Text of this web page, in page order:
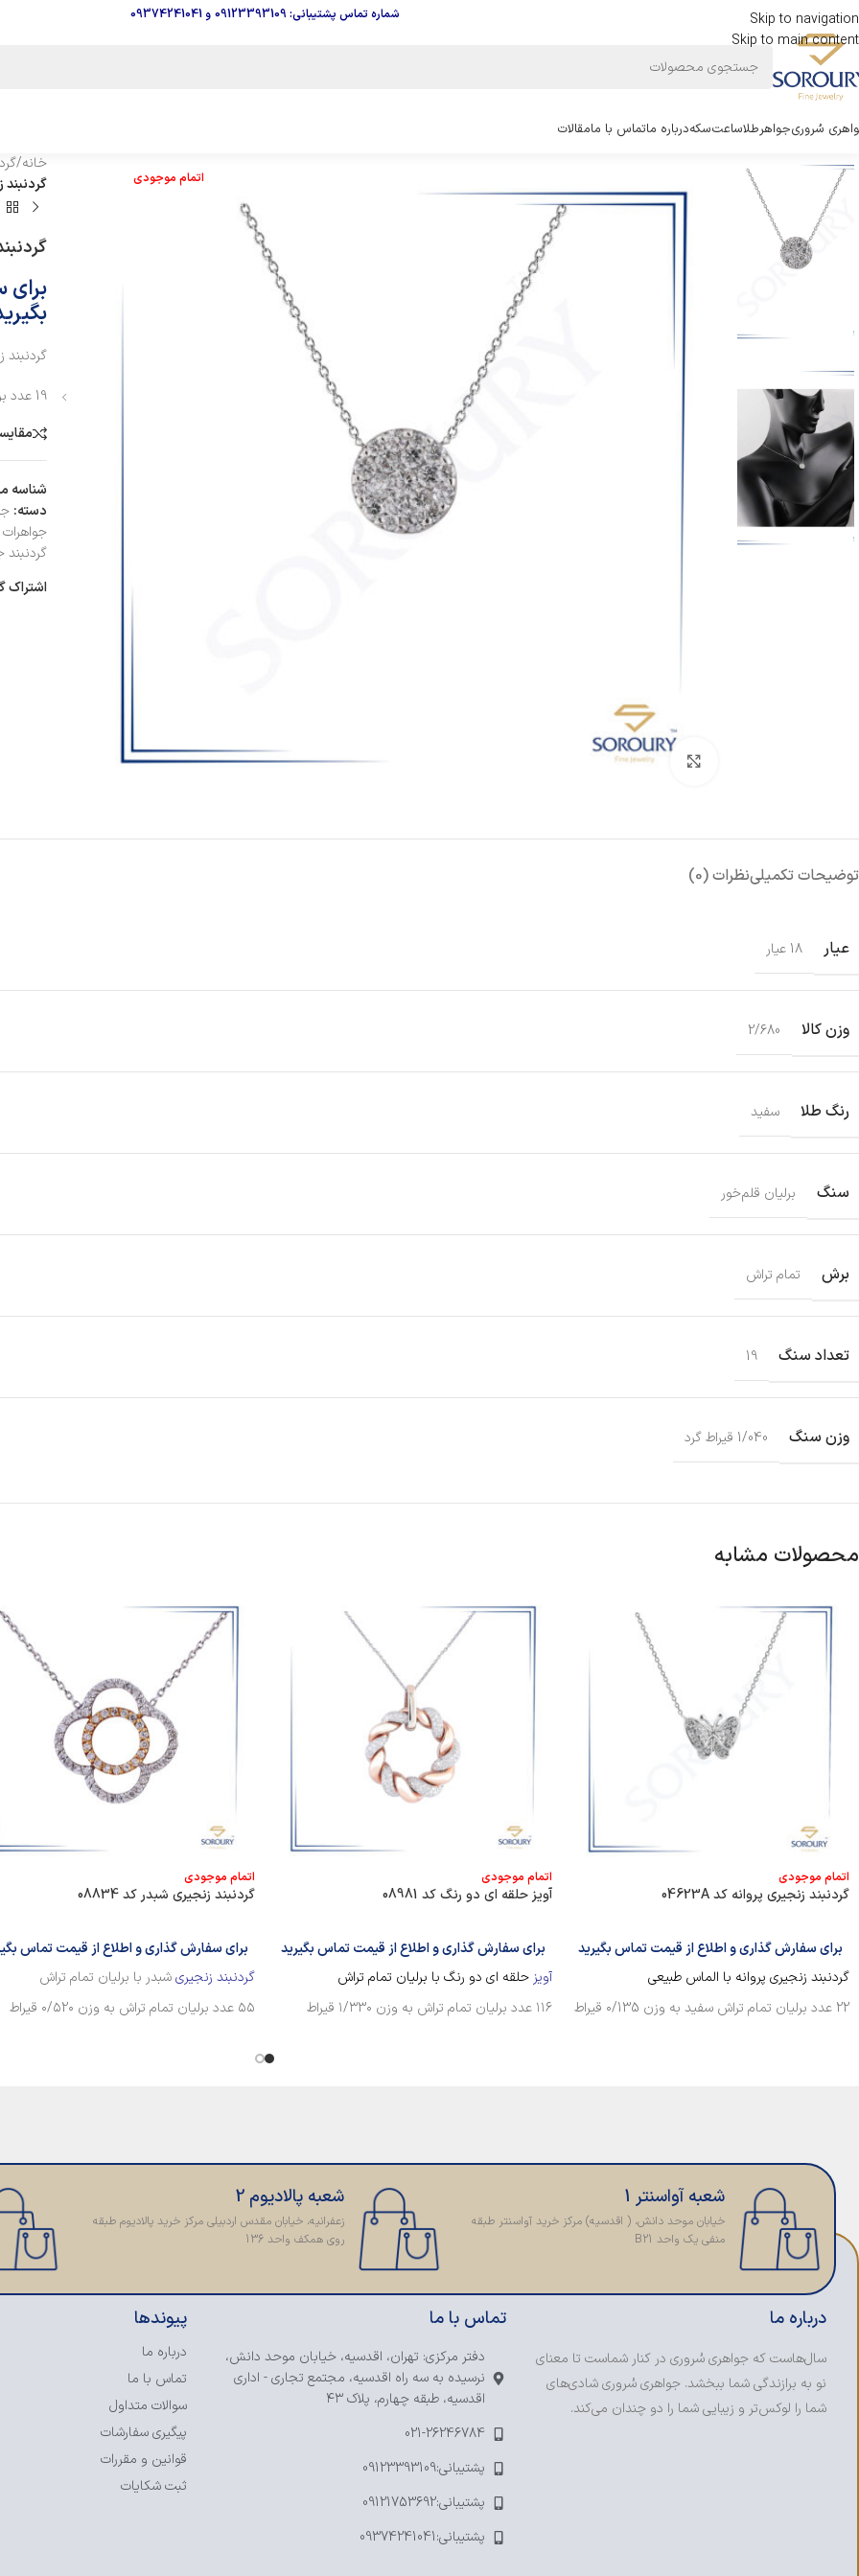
Skip to navigation
Skip to main content
شماره تماس پشتیبانی: 09123393109 و09374241041
سُروریجواهرطلاساعتسکهدرباره ماتماس با مامقالات
اتمام موجودی
بزرگنمایی تصویر
خانه/
گردنبند
گردنبند
19 عدد برلیان قلم خور تمام تراش به وزن 1/040 قیراط
شناسه
دسته:
جواهرات
گردنبند
اشتراک
توضیحات تکمیلینظرات (0)
عیار 18 عیار
وزن کالا 2/680
رنگ طلا سفید
سنگ برلیان قلم‌خور
برش تمام تراش
تعداد سنگ 19
وزن سنگ 1/040 قیراط گرد
محصولات مشابه
اتمام موجودی
گردنبند زنجیری پروانه کد 04623A
برای سفارش گذاری و اطلاع از قیمت تماس بگیرید
گردنبند زنجیری پروانه با الماس طبیعی
22 عدد برلیان تمام تراش سفید به وزن ۰/135 قیراط
اتمام موجودی
آویز حلقه ای دو رنگ کد 08981
برای سفارش گذاری و اطلاع از قیمت تماس بگیرید
آویز حلقه ای دو رنگ با برلیان تمام تراش
۱۱۶ عدد برلیان تمام تراش به وزن ۱/۳3۰ قیراط
اتمام موجودی
گردنبند زنجیری شبدر کد 08834
برای سفارش گذاری و اطلاع از قیمت تماس
گردنبند زنجیریشبدر با برلیان تمام تراش
۵۵ عدد برلیان تمام تراش به وزن ۰/۵2۰ قیراط
شعبه آواسنتر 1
خیابان موحد دانش، ( اقدسیه) مرکز خرید آواسنتر طبقه
منفی یک واحد B21
شعبه پالادیوم 2
زعفرانیه، خیابان مقدس اردبیلی مرکز خرید پالادیوم طبقه
روی همکف واحد 136
درباره ما
سال‌هاست که جواهری سُروری در کنار شماست تا معنای
نو به برازندگی شما ببخشد. جواهری سُروری شادی‌های
شما را لوکس‌تر و زیبایی شما را دو چندان می‌کند.
تماس با ما
دفتر مرکزی: تهران، اقدسیه، خیابان موحد دانش،
نرسیده به سه راه اقدسیه، مجتمع تجاری - اداری
اقدسیه، طبقه چهارم، پلاک ۴۳
021-26246784
پشتیبانی:09123393109
پشتیبانی:09121753692
پشتیبانی:09374241041
پیوندها
درباره ما
تماس با ما
سوالات متداول
پیگیری سفارشات
قوانین و مقررات
ثبت شکایات